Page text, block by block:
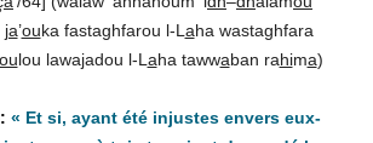
ja’ouka fastaghfarou l-L aha wastaghfara
lou lawajadou l-L aha tawwaban rahima)
« Et si, ayant été injustes envers eux-